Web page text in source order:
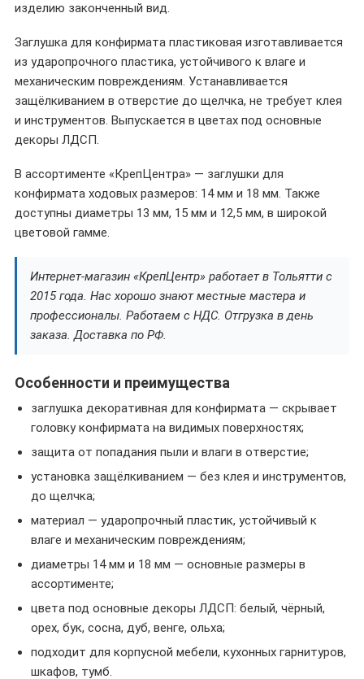
изделию законченный вид.
Заглушка для конфирмата пластиковая изготавливается
из ударопрочного пластика, устойчивого к влаге и
механическим повреждениям. Устанавливается
защёлкиванием в отверстие до щелчка, не требует клея
и инструментов. Выпускается в цветах под основные
декоры ЛДСП.
В ассортименте «КрепЦентра» — заглушки для
конфирмата ходовых размеров: 14 мм и 18 мм. Также
доступны диаметры 13 мм, 15 мм и 12,5 мм, в широкой
цветовой гамме.
Интернет-магазин «КрепЦентр» работает в Тольятти с
2015 года. Нас хорошо знают местные мастера и
профессионалы. Работаем с НДС. Отгрузка в день
заказа. Доставка по РФ.
Особенности и преимущества
заглушка декоративная для конфирмата — скрывает
головку конфирмата на видимых поверхностях;
защита от попадания пыли и влаги в отверстие;
установка защёлкиванием — без клея и инструментов,
до щелчка;
материал — ударопрочный пластик, устойчивый к
влаге и механическим повреждениям;
диаметры 14 мм и 18 мм — основные размеры в
ассортименте;
цвета под основные декоры ЛДСП: белый, чёрный,
орех, бук, сосна, дуб, венге, ольха;
подходит для корпусной мебели, кухонных гарнитуров,
шкафов, тумб.